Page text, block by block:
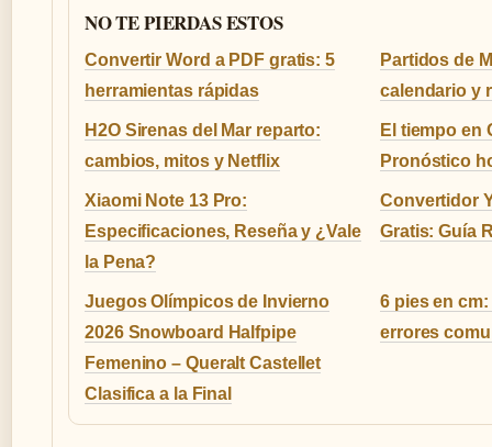
NO TE PIERDAS ESTOS
Convertir Word a PDF gratis: 5
herramientas rápidas
Partidos de
calendario y
H2O Sirenas del Mar reparto:
cambios, mitos y Netflix
El tiempo en
Pronóstico
Xiaomi Note 13 Pro:
Especificaciones, Reseña y ¿Vale
la Pena?
Convertidor
Gratis: Guía
Juegos Olímpicos de Invierno
2026 Snowboard Halfpipe
Femenino – Queralt Castellet
Clasifica a la Final
6 pies en
errores